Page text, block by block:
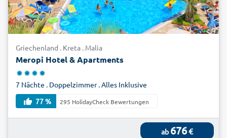
Griechenland . Kreta . Malia
Meropi Hotel & Apartments
7 Nächte . Doppelzimmer . Alles Inklusive
77 %
295 HolidayCheck Bewertungen
ab 676€